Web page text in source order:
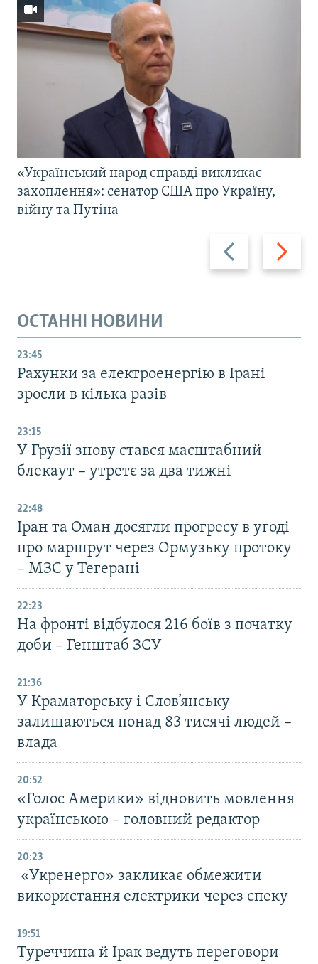
Назад Вперед
«Український народ справді викликає
захоплення»: сенатор США про Україну,
війну та Путіна
ОСТАННІ НОВИНИ
23:45
Рахунки за електроенергію в Ірані
зросли в кілька разів
23:15
У Грузії знову стався масштабний
блекаут – утретє за два тижні
22:48
Іран та Оман досягли прогресу в угоді
про маршрут через Ормузьку протоку
– МЗС у Тегерані
22:23
На фронті відбулося 216 боїв з початку
доби – Генштаб ЗСУ
21:36
У Краматорську і Слов’янську
залишаються понад 83 тисячі людей –
влада
20:52
«Голос Америки» відновить мовлення
українською – головний редактор
20:23
«Укренерго» закликає обмежити
використання електрики через спеку
19:51
Туреччина й Ірак ведуть переговори